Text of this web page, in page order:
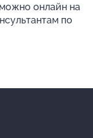
онлайн на
по